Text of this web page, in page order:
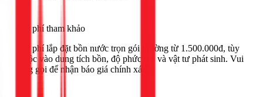
Chi phí tham khảo
Chi phí lắp đặt bồn nước trọn gói thường từ 1.500.000đ, tùy
thuộc vào dung tích bồn, độ phức tạp và vật tư phát sinh. Vui
lòng gọi để nhận báo giá chính xác.